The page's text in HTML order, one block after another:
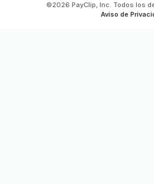
©2026 PayClip, Inc. Todos los
Aviso de